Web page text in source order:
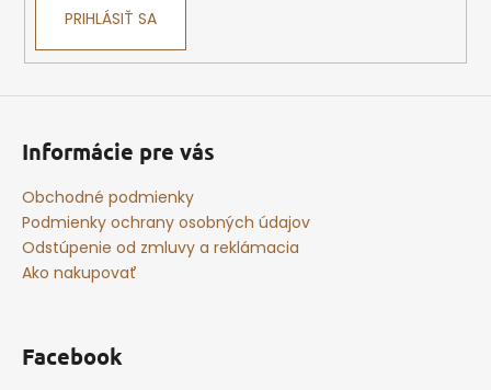
PRIHLÁSIŤ SA
Informácie pre vás
Obchodné podmienky
Podmienky ochrany osobných údajov
Odstúpenie od zmluvy a reklámacia
Ako nakupovať
Facebook